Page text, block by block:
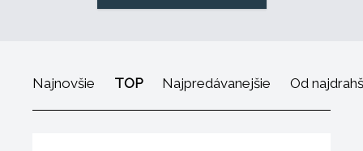
Najnovšie TOP Najpredávanejšie Od